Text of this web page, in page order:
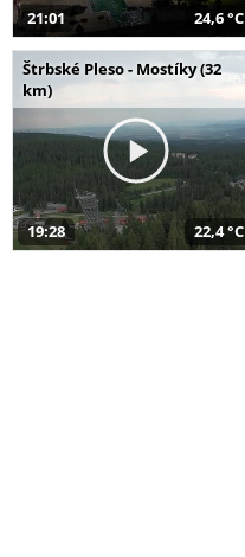
21:01 24,6 °C
Štrbské Pleso - Mostíky (32
km)
19:28 22,4 °C